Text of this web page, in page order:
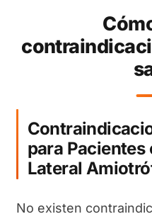
para Pacientes
Lateral
No existen